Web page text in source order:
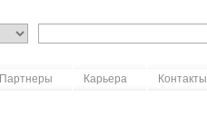
Карьера Контакты